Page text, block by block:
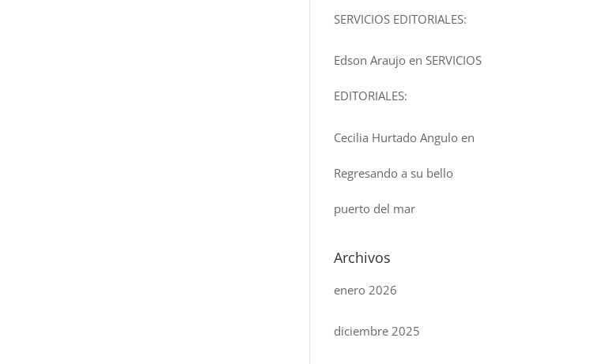
SERVICIOS EDITORIALES:
Edson Araujo enSERVICIOS
EDITORIALES:
Cecilia Hurtado Angulo en
Regresando a su bello
puerto del mar
Archivos
enero 2026
diciembre 2025